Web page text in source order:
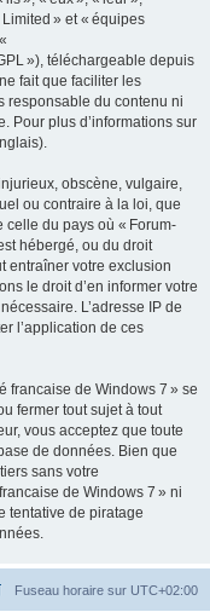
» et « équipes
»), téléchargeable depuis
fait que faciliter les
responsable du contenu ni
Pour plus d’informations sur
obscène, vulgaire,
ou contraire à la loi, que
celle du pays où « Forum-
hébergé, ou du droit
entraîner votre exclusion
le droit d’en informer votre
L’adresse IP de
l’application de ces
francaise de Windows 7 » se
fermer tout sujet à tout
vous acceptez que toute
de données. Bien que
sans votre
de Windows 7 » ni
tentative de piratage
Fuseau horaire sur UTC+02:00